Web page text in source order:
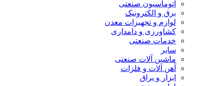
اتوماسیون صنعتی
برق و الکترونیک
لوازم و تجهیزات معدن
کشاورزی و دامداری
خدمات صنعتی
سایر
ماشین آلات صنعتی
آهن آلات و فلزات
ابزار و یراق